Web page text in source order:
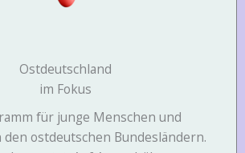
Ostdeutschland
im Fokus
für junge Menschen und
den ostdeutschen Bundesländern.